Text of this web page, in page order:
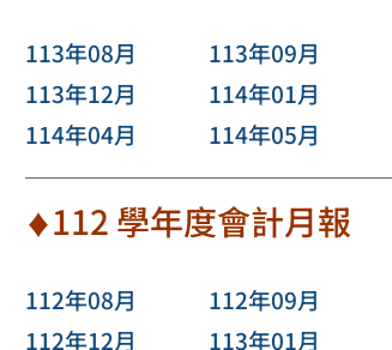
113年08月 113年09月
113年12月
114年01月
114年04月
114年05月
♦112 學年度會計月報
112年08月 112年09月
112年12月
113年01月